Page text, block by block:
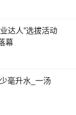
达人”选拔活动
幕
毫升水_一汤